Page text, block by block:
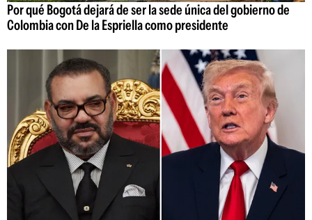
Por qué Bogotá dejará de ser la sede única del gobierno de
Colombia con De la Espriella como presidente